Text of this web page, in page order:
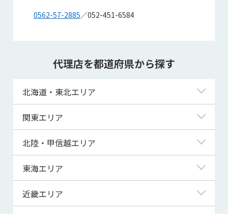
0562-57-2885／052-451-6584
代理店を都道府県から探す
北海道・東北エリア
北海道
青森県
宮城県
秋田県
関東エリア
東京都
神奈川県
埼玉県
千葉県
北陸・甲信越エリア
新潟県
富山県
東海エリア
岐阜県
近畿エリア